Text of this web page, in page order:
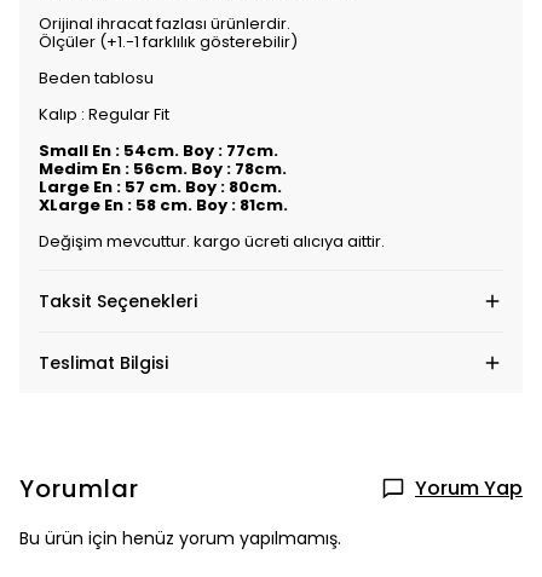
Orijinal ihracat fazlası ürünlerdir.
Ölçüler (+1.-1 farklılık gösterebilir)
Beden tablosu
Kalıp : Regular Fit
Small En : 54cm. Boy : 77cm.
Medim En : 56cm. Boy : 78cm.
Large En : 57 cm. Boy : 80cm.
XLarge En : 58 cm. Boy : 81cm.
Değişim mevcuttur. kargo ücreti alıcıya aittir.
Taksit Seçenekleri
Teslimat Bilgisi
Yorumlar Yorum Yap
Bu ürün için henüz yorum yapılmamış.